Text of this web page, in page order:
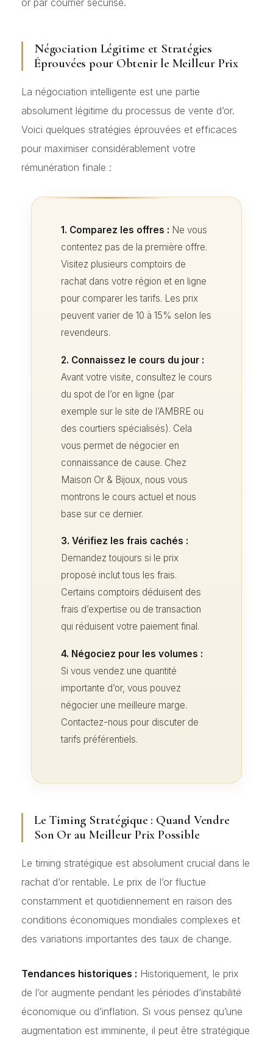
Négociation Légitime et Stratégies
Éprouvées pour Obtenir le Meilleur Prix
La négociation intelligente est une partie
absolument légitime du processus de vente d’or.
Voici quelques stratégies éprouvées et efficaces
pour maximiser considérablement votre
rémunération finale :
1. Comparez les offres : Ne vous
contentez pas de la première offre.
Visitez plusieurs comptoirs de
rachat dans votre région et en ligne
pour comparer les tarifs. Les prix
peuvent varier de 10 à 15% selon les
revendeurs.
2. Connaissez le cours du jour :
Avant votre visite, consultez le cours
du spot de l’or en ligne (par
exemple sur le site de l’AMBRE ou
des courtiers spécialisés). Cela
vous permet de négocier en
connaissance de cause. Chez
Maison Or & Bijoux, nous vous
montrons le cours actuel et nous
base sur ce dernier.
3. Vérifiez les frais cachés :
Demandez toujours si le prix
proposé inclut tous les frais.
Certains comptoirs déduisent des
frais d’expertise ou de transaction
qui réduisent votre paiement final.
4. Négociez pour les volumes :
Si vous vendez une quantité
importante d’or, vous pouvez
négocier une meilleure marge.
Contactez-nous pour discuter de
tarifs préférentiels.
Le Timing Stratégique : Quand Vendre
Son Or au Meilleur Prix Possible
Le timing stratégique est absolument crucial dans le
rachat d’or rentable. Le prix de l’or fluctue
constamment et quotidiennement en raison des
conditions économiques mondiales complexes et
des variations importantes des taux de change.
Tendances historiques : Historiquement, le prix
de l’or augmente pendant les périodes d’instabilité
économique ou d’inflation. Si vous pensez qu’une
augmentation est imminente, il peut être stratégique